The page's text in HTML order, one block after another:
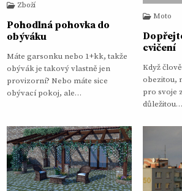
Zboží
Pohodlná pohovka do
obýváku
Máte garsonku nebo 1+kk, takže
obývák je takový vlastně jen
provizorní? Nebo máte sice
obývací pokoj, ale…
Moto
cvičení
Když
obezitou,
pro svoje
důležitou…